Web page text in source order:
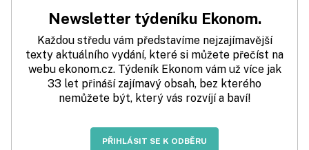
Newsletter týdeníku Ekonom.
Každou středu vám představíme nejzajímavější
texty aktuálního vydání, které si můžete přečíst na
webu ekonom.cz. Týdeník Ekonom vám už více jak
33 let přináší zajímavý obsah, bez kterého
nemůžete být, který vás rozvíjí a baví!
PŘIHLÁSIT SE K ODBĚRU